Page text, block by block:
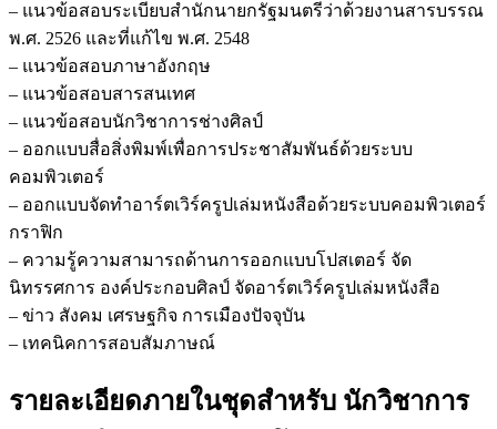
– แนวข้อสอบระเบียบสำนักนายกรัฐมนตรีว่าด้วยงานสารบรรณ
พ.ศ. 2526 และที่แก้ไข พ.ศ. 2548
– แนวข้อสอบภาษาอังกฤษ
– แนวข้อสอบสารสนเทศ
– แนวข้อสอบนักวิชาการช่างศิลป์
– ออกแบบสื่อสิ่งพิมพ์เพื่อการประชาสัมพันธ์ด้วยระบบ
คอมพิวเตอร์
– ออกแบบจัดทำอาร์ตเวิร์ครูปเล่มหนังสือด้วยระบบคอมพิวเตอร์
กราฟิก
– ความรู้ความสามารถด้านการออกแบบโปสเตอร์ จัด
นิทรรศการ องค์ประกอบศิลป์ จัดอาร์ตเวิร์ครูปเล่มหนังสือ
– ข่าว สังคม เศรษฐกิจ การเมืองปัจจุบัน
– เทคนิคการสอบสัมภาษณ์
รายละเอียดภายในชุดสำหรับ นักวิชาการ